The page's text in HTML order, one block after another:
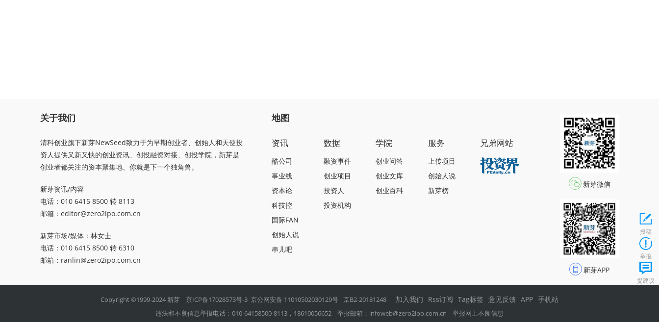
关于我们
清科创业旗下新芽NewSeed致力于为早期创业者、创始人和天使投
资人提供又新又快的创业资讯、创投融资对接、创投学院，新芽是
创业者都关注的资本聚集地、你就是下一个独角兽。
新芽资讯/内容
电话：010 6415 8500 转 8113
邮箱： editor@zero2ipo.com.cn
新芽市场/媒体：林女士
电话：010 6415 8500 转 6310
邮箱： ranlin@zero2ipo.com.cn
地图
资讯
酷公司
事业线
资本论
科技控
国际FAN
创始人说
串儿吧
数据
融资事件
创业项目
投资人
投资机构
学院
创业问答
创业文库
创业百科
服务
上传项目
创始人说
新芽榜
兄弟网站
新芽微信
新芽APP
Copyright ©1999-2024 新芽 京ICP备17028573号-3 京公网安备 11010502030129号 京B2-20181248 加入我们 Rss订阅 Tag标签 意见反馈 APP 手机站
违法和不良信息举报电话：010-64158500-8113，18610056652 举报邮箱： infoweb@zero2ipo.com.cn 举报网上不良信息
投稿
举报
提建议